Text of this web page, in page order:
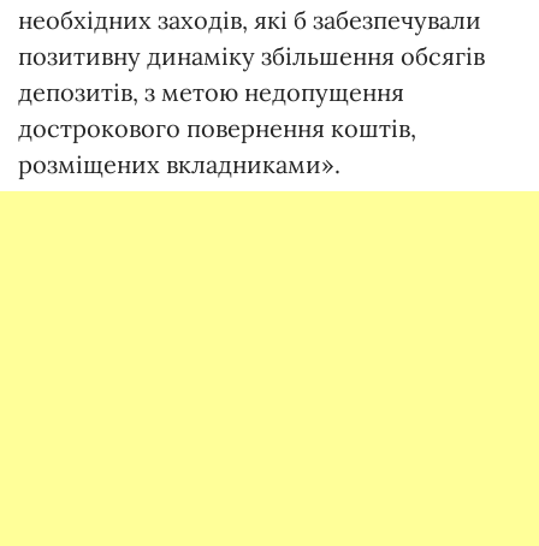
необхідних заходів, які б забезпечували
позитивну динаміку збільшення обсягів
депозитів, з метою недопущення
дострокового повернення коштів,
розміщених вкладниками».